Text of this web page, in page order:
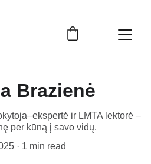
Brazienė
ir LMTA lektorė –
per kūną į savo vidų.
1 min read